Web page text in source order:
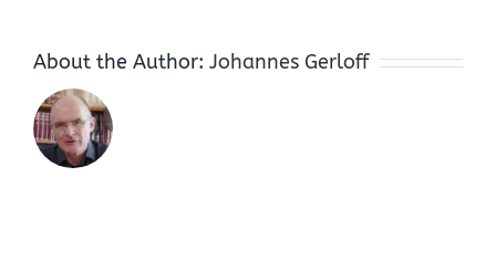
About the Author: Johannes Gerloff